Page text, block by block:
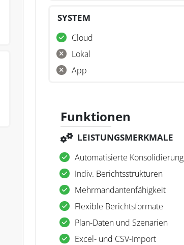
SYSTEM
Cloud
Lokal
App
Funktionen
LEISTUNGSMERKMALE
Automatisierte Konsolidierung
Indiv. Berichtsstrukturen
Mehrmandantenfähigkeit
Flexible Berichtsformate
Plan-Daten und Szenarien
Excel- und CSV-Import